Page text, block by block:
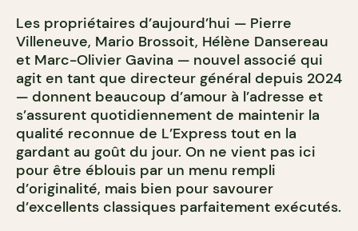
Les propriétaires d’aujourd’hui — Pierre
Villeneuve, Mario Brossoit, Hélène Dansereau
et Marc-Olivier Gavina — nouvel associé qui
agit en tant que directeur général depuis 2024
— donnent beaucoup d’amour à l’adresse et
s’assurent quotidiennement de maintenir la
qualité reconnue de L’Express tout en la
gardant au goût du jour. On ne vient pas ici
pour être éblouis par un menu rempli
d’originalité, mais bien pour savourer
d’excellents classiques parfaitement exécutés.